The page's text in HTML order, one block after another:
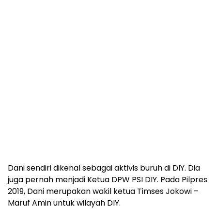
Dani sendiri dikenal sebagai aktivis buruh di DIY. Dia
juga pernah menjadi Ketua DPW PSI DIY. Pada Pilpres
2019, Dani merupakan wakil ketua Timses Jokowi –
Maruf Amin untuk wilayah DIY.